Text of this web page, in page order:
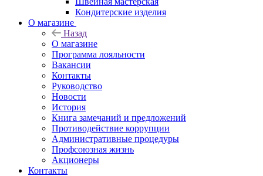
Кондитерские изделия
О магазине
Назад
О магазине
Программа лояльности
Вакансии
Контакты
Руководство
Новости
История
Книга замечаний и предложений
Противодействие коррупции
Административные процедуры
Профсоюзная жизнь
Акционеры
Контакты